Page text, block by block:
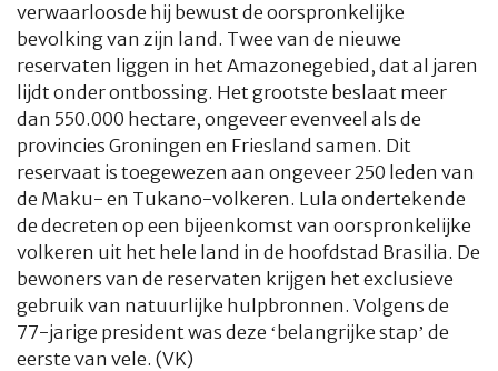
verwaarloosde hij bewust de oorspronkelijke
bevolking van zijn land. Twee van de nieuwe
reservaten liggen in het Amazonegebied, dat al jaren
lijdt onder ontbossing. Het grootste beslaat meer
dan 550.000 hectare, ongeveer evenveel als de
provincies Groningen en Friesland samen. Dit
reservaat is toegewezen aan ongeveer 250 leden van
de Maku- en Tukano-volkeren. Lula ondertekende
de decreten op een bijeenkomst van oorspronkelijke
volkeren uit het hele land in de hoofdstad Brasilia. De
bewoners van de reservaten krijgen het exclusieve
gebruik van natuurlijke hulpbronnen. Volgens de
77-jarige president was deze ‘belangrijke stap’ de
eerste van vele. (VK)